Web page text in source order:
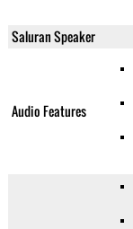
Saluran Speaker
Audio Features